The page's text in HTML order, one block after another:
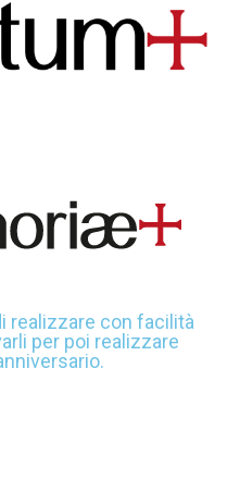
realizzare con facilità
per poi realizzare